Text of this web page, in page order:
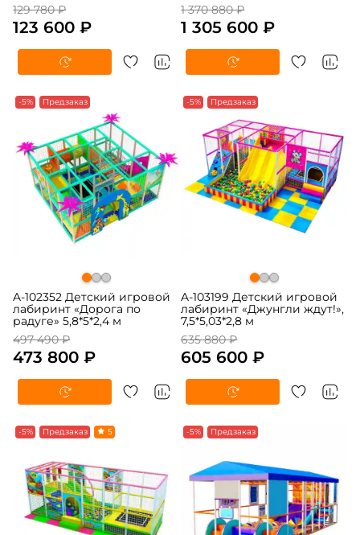
129 780 ₽
123 600 ₽
1 370 880 ₽
1 305 600 ₽
-5% Предзаказ
A-102352 Детский игровой
лабиринт «Дорога по
радуге» 5,8*5*2,4 м
497 490 ₽
473 800 ₽
-5% Предзаказ
A-103199 Детский игровой
лабиринт «Джунгли ждут!»,
7,5*5,03*2,8 м
635 880 ₽
605 600 ₽
-5% Предзаказ 5 -5% Предзаказ